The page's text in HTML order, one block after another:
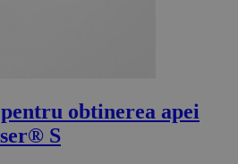
obtinerea apei
S